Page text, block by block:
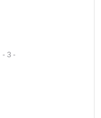
- 3 -